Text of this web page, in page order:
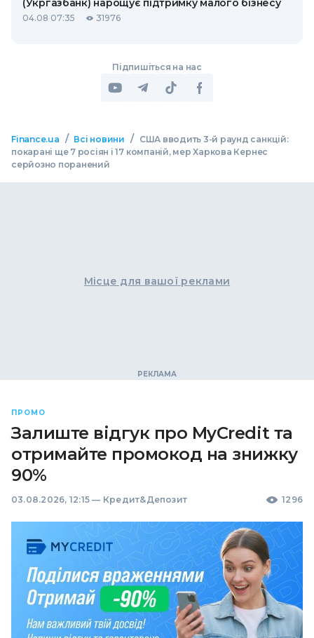
(Укргазбанк) нарощує підтримку малого бізнесу
04.08 07:35 31976
Підпишіться на нас
Finance.ua / Всі новини /
США вводить 3-й раунд санкцій:
покарані ще 7 росіян і 17 компаній, мер Харкова Кернес
серйозно поранений
Місце для вашої реклами
ПРОМО
Залиште відгук про MyCredit та
отримайте промокод на знижку
90%
03.08.2026, 12:15 — Кредит&Депозит 1296